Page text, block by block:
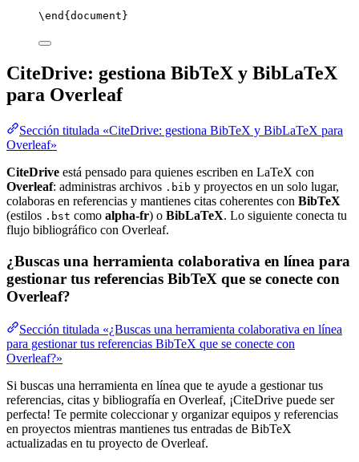
\end { document }
CiteDrive: gestiona BibTeX y BibLaTeX
para Overleaf
Sección titulada «CiteDrive: gestiona BibTeX y BibLaTeX para
Overleaf»
CiteDrive está pensado para quienes escriben en LaTeX con
Overleaf: administras archivos .bib y proyectos en un solo lugar,
colaboras en referencias y mantienes citas coherentes con BibTeX
(estilos .bst como alpha-fr) o BibLaTeX. Lo siguiente conecta tu
flujo bibliográfico con Overleaf.
¿Buscas una herramienta colaborativa en línea para
gestionar tus referencias BibTeX que se conecte con
Overleaf?
Sección titulada «¿Buscas una herramienta colaborativa en línea
para gestionar tus referencias BibTeX que se conecte con
Overleaf?»
Si buscas una herramienta en línea que te ayude a gestionar tus
referencias, citas y bibliografía en Overleaf, ¡CiteDrive puede ser
perfecta! Te permite coleccionar y organizar equipos y referencias
en proyectos mientras mantienes tus entradas de BibTeX
actualizadas en tu proyecto de Overleaf.